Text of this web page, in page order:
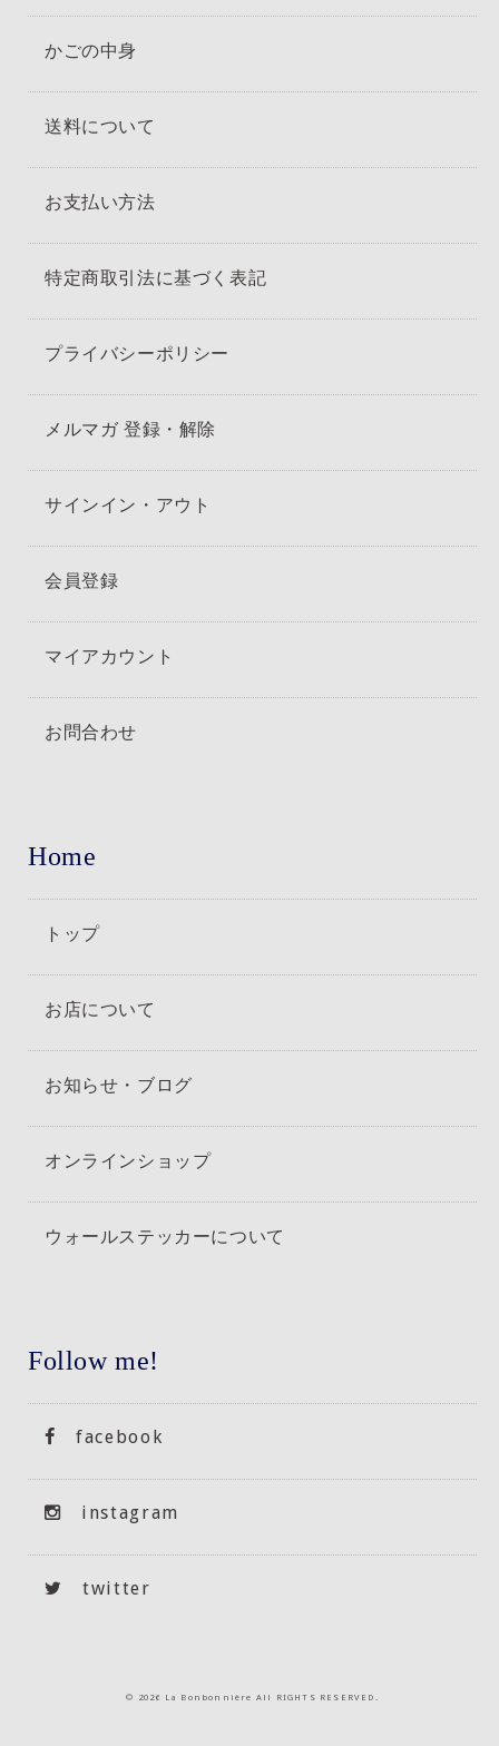
かごの中身
送料について
お支払い方法
特定商取引法に基づく表記
プライバシーポリシー
メルマガ 登録・解除
サインイン・アウト
会員登録
マイアカウント
お問合わせ
Home
トップ
お店について
お知らせ・ブログ
オンラインショップ
ウォールステッカーについて
Follow me!
facebook
instagram
twitter
© 2026 La Bonbonnière All RIGHTS RESERVED.